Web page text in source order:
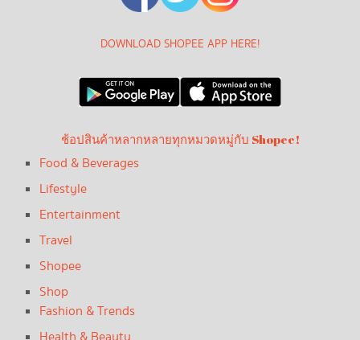
DOWNLOAD SHOPEE APP HERE!
ช้อปสินค้าหลากหลายทุกหมวดหมู่กับ Shopee!
Food & Beverages
Lifestyle
Entertainment
Travel
Shopee
Shop
Fashion & Trends